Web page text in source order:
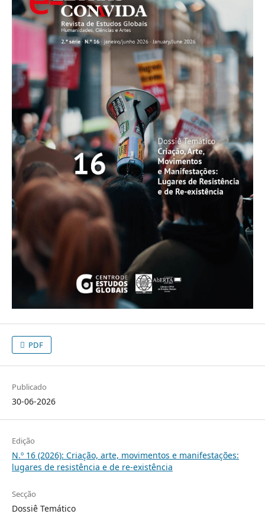
PDF
Publicado
30-06-2026
Edição
N.º 16 (2026): Criação, arte, movimentos e manifestações:
lugares de resistência e de re-existência
Secção
Dossiê Temático